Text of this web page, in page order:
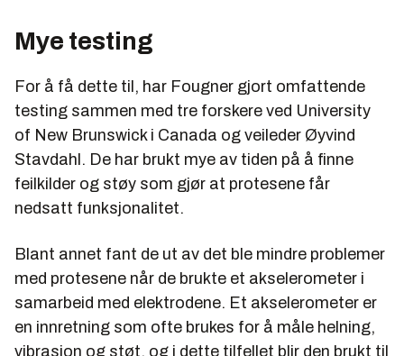
Mye testing
For å få dette til, har Fougner gjort omfattende
testing sammen med tre forskere ved University
of New Brunswick i Canada og veileder Øyvind
Stavdahl. De har brukt mye av tiden på å finne
feilkilder og støy som gjør at protesene får
nedsatt funksjonalitet.
Blant annet fant de ut av det ble mindre problemer
med protesene når de brukte et akselerometer i
samarbeid med elektrodene. Et akselerometer er
en innretning som ofte brukes for å måle helning,
vibrasjon og støt, og i dette tilfellet blir den brukt til